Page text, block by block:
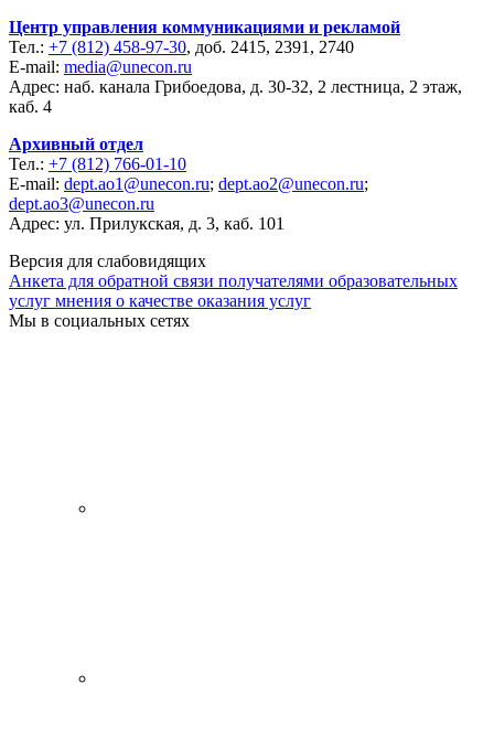
Центр управления коммуникациями и рекламой
Тел.: +7 (812) 458-97-30, доб. 2415, 2391, 2740
E-mail: media@unecon.ru
Адрес: наб. канала Грибоедова, д. 30-32, 2 лестница, 2 этаж,
каб. 4
Архивный отдел
Тел.: +7 (812) 766-01-10
E-mail: dept.ao1@unecon.ru; dept.ao2@unecon.ru;
dept.ao3@unecon.ru
Адрес: ул. Прилукская, д. 3, каб. 101
Версия для слабовидящих
Анкета для обратной связи получателями образовательных
услуг мнения о качестве оказания услуг
Мы в социальных сетях